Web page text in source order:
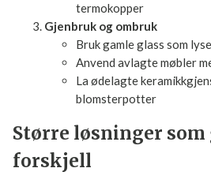
Lag enkle instruksjoner
Reduser engangsprodukter
Bytt ut papirhåndklær
Bruk vaskbare kluter i
Invester i gjenbrukbare
termokopper
Bruk gamle glass som
oppbevaring